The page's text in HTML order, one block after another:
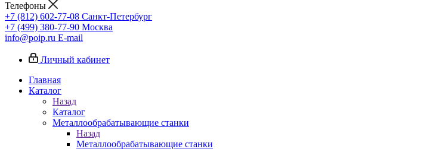
Телефоны
+7 (812) 602-77-08 Санкт-Петербург
+7 (499) 380-77-90 Москва
info@poip.ru E-mail
Личный кабинет
Главная
Каталог
Назад
Каталог
Металлообрабатывающие станки
Назад
Металлообрабатывающие станки